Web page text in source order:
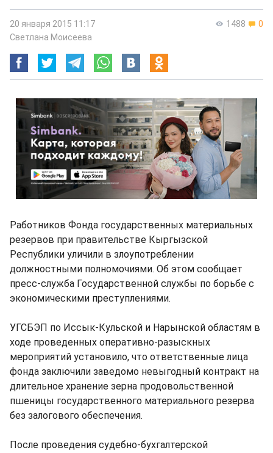
1488 0
20 января 2015 11:17
Светлана Моисеева
Работников Фонда государственных материальных
резервов при правительстве Кыргызской
Республики уличили в злоупотреблении
должностными полномочиями. Об этом сообщает
пресс-служба Государственной службы по борьбе с
экономическими преступлениями.
УГСБЭП по Иссык-Кульской и Нарынской областям в
ходе проведенных оперативно-разыскных
мероприятий установило, что ответственные лица
фонда заключили заведомо невыгодный контракт на
длительное хранение зерна продовольственной
пшеницы государственного материального резерва
без залогового обеспечения.
После проведения судебно-бухгалтерской